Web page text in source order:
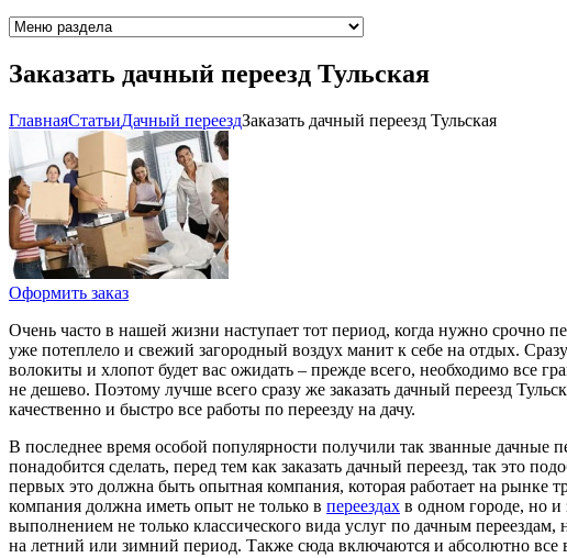
Заказать дачный переезд Тульская
ГлавнаяCтатьиДачный переездЗаказать дачный переезд Тульская
Оформить заказ
Очень часто в нашей жизни наступает тот период, когда нужно срочно
уже потеплело и свежий загородный воздух манит к себе на отдых.
волокиты и хлопот будет вас ожидать – прежде всего, необходимо все
не дешево. Поэтому лучше всего сразу же заказать дачный переезд
качественно и быстро все работы по переезду на дачу.
В последнее время особой популярности получили так званные
понадобится сделать, перед тем как заказать дачный переезд, так это
первых это должна быть опытная компания, которая работает на
компания должна иметь опыт не только в переездах в одном городе, но и
выполнением не только классического вида услуг по дачным
на летний или зимний период. Также сюда включаются и абсолютно все